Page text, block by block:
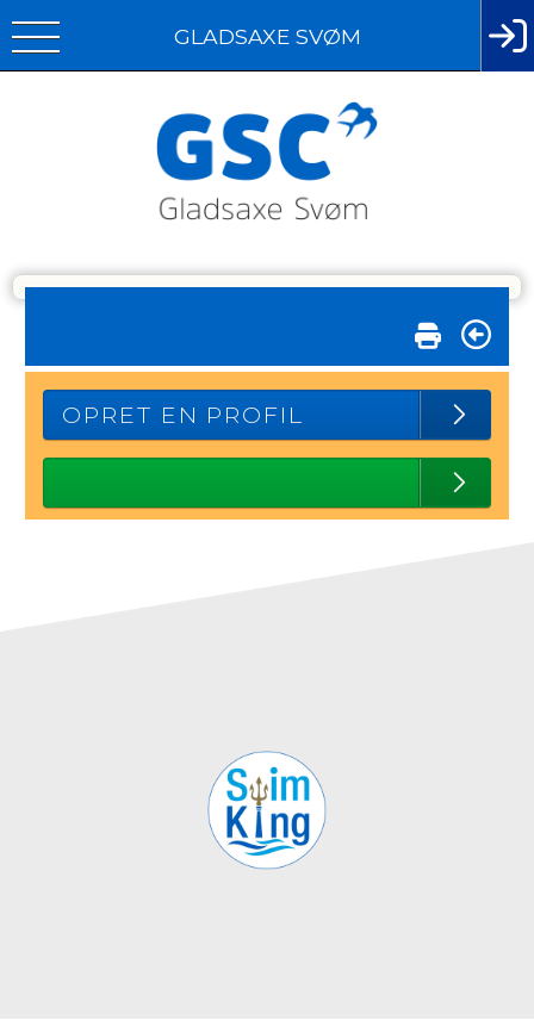
GLADSAXE SVØM
OPRET EN PROFIL